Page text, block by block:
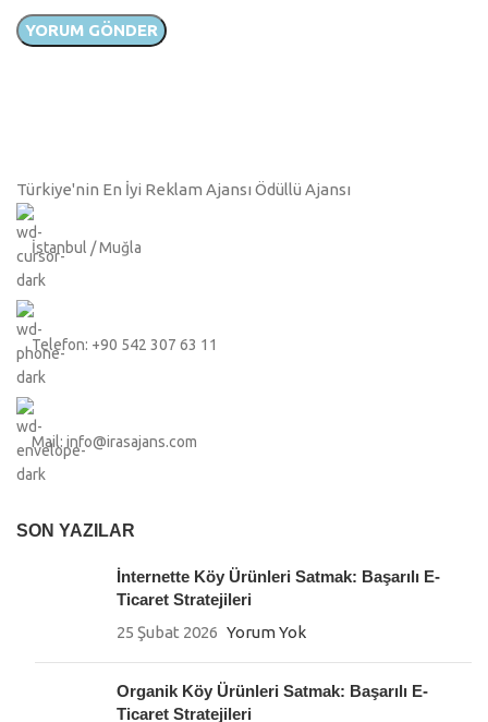
Türkiye'nin En İyi Reklam Ajansı Ödüllü Ajansı
İstanbul / Muğla
Telefon: +90 542 307 63 11
Mail: info@irasajans.com
SON YAZILAR
İnternette Köy Ürünleri Satmak: Başarılı E-
Ticaret Stratejileri
25 Şubat 2026 Yorum Yok
Organik Köy Ürünleri Satmak: Başarılı E-
Ticaret Stratejileri